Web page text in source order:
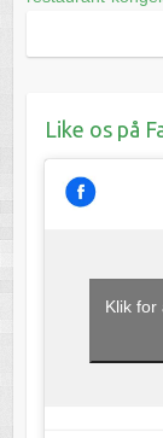
Like os på
Klik for